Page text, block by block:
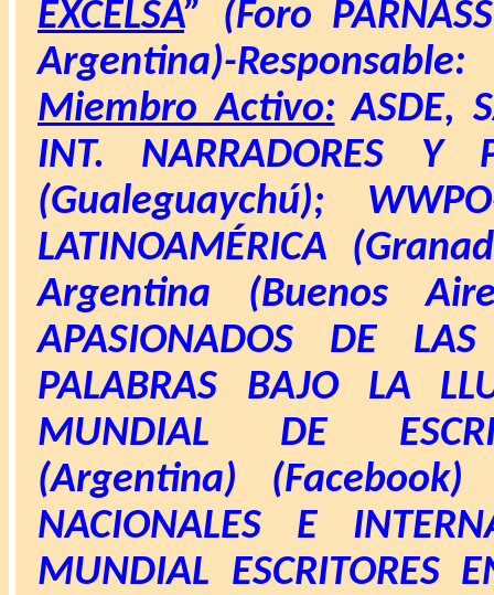
EXCELSA” (Foro
Argentina)-
Miembro Activo: ASDE,
INT. NARRADORES Y
(Gualeguaychú);
LATINOAMÉRICA
Argentina (Buenos
APASIONADOS DE
PALABRAS BAJO LA
MUNDIAL DE
(Argentina) (Facebook)
NACIONALES E
MUNDIAL ESCRITORES